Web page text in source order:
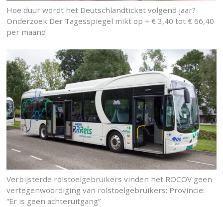
Hoe duur wordt het Deutschlandticket volgend jaar?
Onderzoek Der Tagesspiegel mikt op + € 3,40 tot € 66,40
per maand
Verbijsterde rolstoelgebruikers vinden het ROCOV geen
vertegenwoordiging van rolstoelgebruikers: Provincie:
“Er is geen achteruitgang”